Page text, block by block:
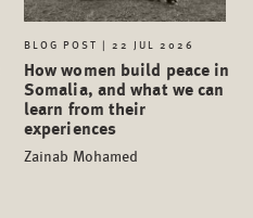
BLOG POST | 22 JUL 2026
How women build peace in
Somalia, and what we can
learn from their
experiences
Zainab Mohamed